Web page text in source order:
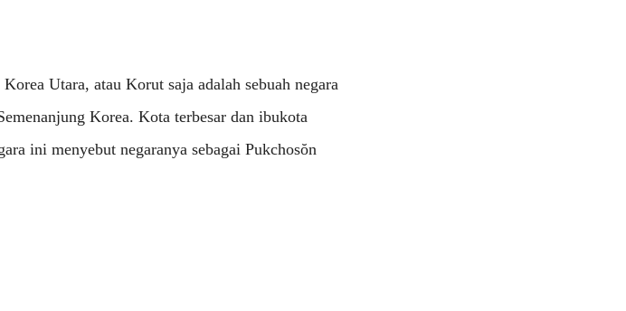
Utara, atau Korut saja adalah sebuah negara
Korea. Kota terbesar dan ibukota
ini menyebut negaranya sebagai Pukchosŏn